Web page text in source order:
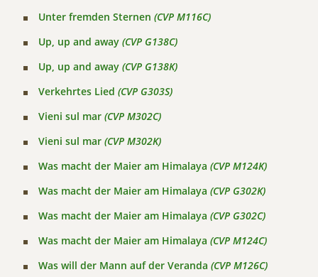
Unter fremden Sternen (CVP M116C)
Up, up and away (CVP G138C)
Up, up and away (CVP G138K)
Verkehrtes Lied (CVP G303S)
Vieni sul mar (CVP M302C)
Vieni sul mar (CVP M302K)
Was macht der Maier am Himalaya (CVP M124K)
Was macht der Maier am Himalaya (CVP G302K)
Was macht der Maier am Himalaya (CVP G302C)
Was macht der Maier am Himalaya (CVP M124C)
Was will der Mann auf der Veranda (CVP M126C)